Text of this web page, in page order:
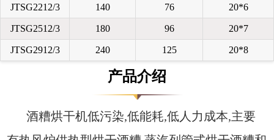
JTSG2212/3 140 76 20*6
JTSG2512/3 180 96 20*7
JTSG2912/3 240 125 20*8
产品介绍
酒糟烘干机低污染,低能耗,低人力成本,主要